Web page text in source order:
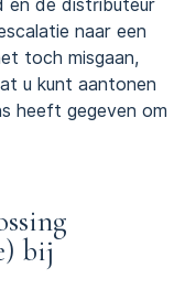
en de distributeur
naar een
toch misgaan,
u kunt aantonen
heeft gegeven om
bij